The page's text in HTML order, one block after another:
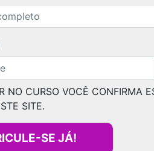
NO CURSO VOCÊ CONFIRMA
SITE.
SE JÁ!